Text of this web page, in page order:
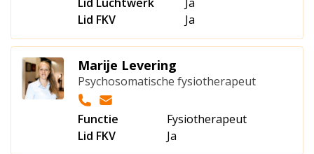
Lid FKV
Ja
Marije Levering
Psychosomatische fysiotherapeut
Functie
Fysiotherapeut
Lid FKV
Ja